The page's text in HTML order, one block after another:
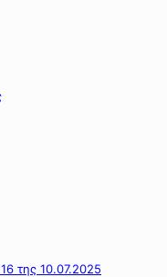
της 10.07.2025